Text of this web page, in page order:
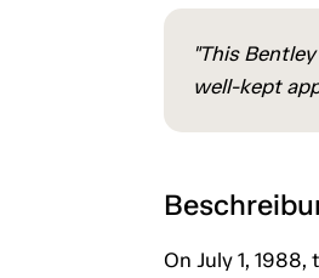
"This
well-kept
On July 1,